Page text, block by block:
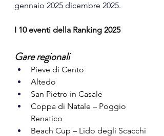
gennaio 2025 dicembre 2025.
I 10 eventi della Ranking 2025
Gare regionali
Pieve di Cento
Altedo
San Pietro in Casale
Coppa di Natale – Poggio
Renatico
Beach Cup – Lido degli Scacchi